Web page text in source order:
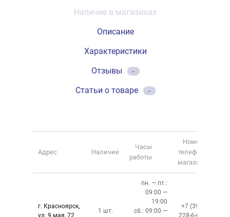
Наличие в магазинах
Описание
Характеристики
Отзывы
-
Статьи о товаре -
Адрес Наличие
Часы
работы
Номер
телефона
магазина
г. Красноярск,
ул. 9 мая, 72
1 шт.
пн. — пт.:
09:00 —
19:00
сб.: 09:00 —
+7 (391)
228-6-608